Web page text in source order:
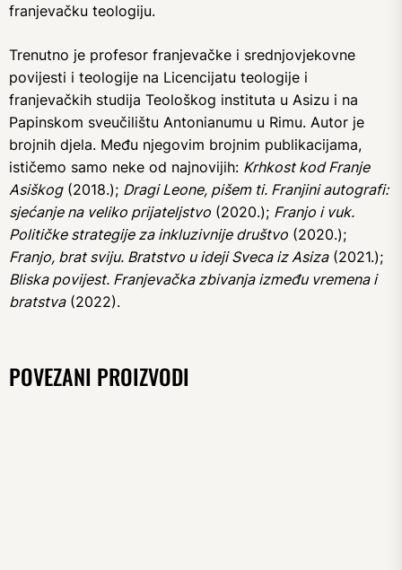
franjevačku teologiju.
Trenutno je profesor franjevačke i srednjovjekovne
povijesti i teologije na Licencijatu teologije i
franjevačkih studija Teološkog instituta u Asizu i na
Papinskom sveučilištu Antonianumu u Rimu. Autor je
brojnih djela. Među njegovim brojnim publikacijama,
ističemo samo neke od najnovijih: Krhkost kod Franje
Asiškog(2018.); Dragi Leone, pišem ti. Franjini autografi:
sjećanje na veliko prijateljstvo (2020.); Franjo i vuk.
Političke strategije za inkluzivnije društvo (2020.);
Franjo, brat sviju. Bratstvo u ideji Sveca iz Asiza(2021.);
Bliska povijest. Franjevačka zbivanja između vremena i
bratstva(2022).
POVEZANI PROIZVODI